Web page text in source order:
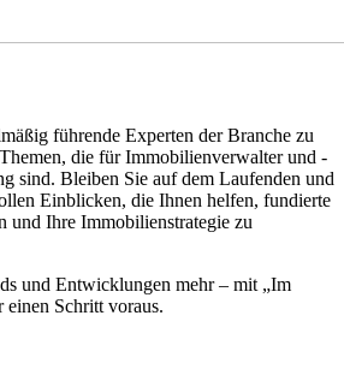
führende Experten der Branche zu
die für Immobilienverwalter und -
sind. Bleiben Sie auf dem Laufenden und
Einblicken, die Ihnen helfen, fundierte
und Ihre Immobilienstrategie zu
und Entwicklungen mehr – mit „Im
einen Schritt voraus.